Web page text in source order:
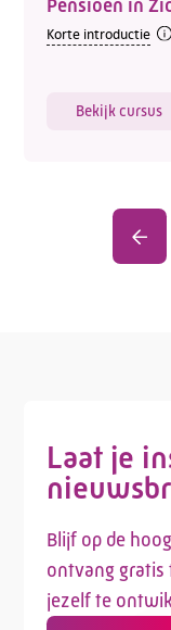
Pensioen in
Korte introductie
Bekijk cursus
Laat je
Blijf op de
ontvang gratis
jezelf te